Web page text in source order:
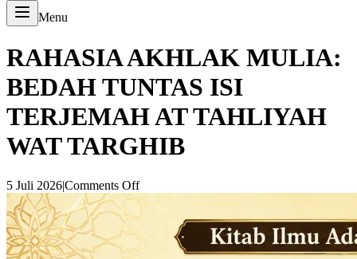
Menu
RAHASIA AKHLAK MULIA:
BEDAH TUNTAS ISI
TERJEMAH AT TAHLIYAH
WAT TARGHIB
5 Juli 2026|Comments Off